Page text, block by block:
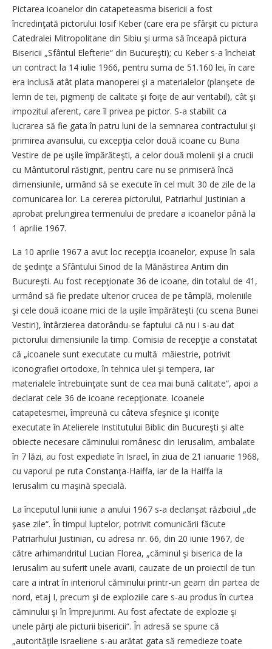
Pictarea icoanelor din catapeteasma bisericii a fost
încredinţată pictorului Iosif Keber (care era pe sfârşit cu pictura
Catedralei Mitropolitane din Sibiu şi urma să înceapă pictura
Bisericii „Sfântul Elefterie“ din Bucureşti); cu Keber s-a încheiat
un contract la 14 iulie 1966, pentru suma de 51.160 lei, în care
era inclusă atât plata manoperei şi a materialelor (planşete de
lemn de tei, pigmenţi de calitate şi foiţe de aur veritabil), cât şi
impozitul aferent, care îl privea pe pictor. S-a stabilit ca
lucrarea să fie gata în patru luni de la semnarea contractului şi
primirea avansului, cu excepţia celor două icoane cu Buna
Vestire de pe uşile împărăteşti, a celor două molenii şi a crucii
cu Mântuitorul răstignit, pentru care nu se primiseră încă
dimensiunile, urmând să se execute în cel mult 30 de zile de la
comunicarea lor. La cererea pictorului, Patriarhul Justinian a
aprobat prelungirea termenului de predare a icoanelor până la
1 aprilie 1967.
La 10 aprilie 1967 a avut loc recepţia icoanelor, expuse în sala
de şedinţe a Sfântului Sinod de la Mănăstirea Antim din
Bucureşti. Au fost recepţionate 36 de icoane, din totalul de 41,
urmând să fie predate ulterior crucea de pe tâmplă, moleniile
şi cele două icoane mici de la uşile împărăteşti (cu scena Bunei
Vestiri), întârzierea datorându-se faptului că nu i s-au dat
pictorului dimensiunile la timp. Comisia de recepţie a constatat
că „icoanele sunt executate cu multă măiestrie, potrivit
iconografiei ortodoxe, în tehnica ulei şi tempera, iar
materialele întrebuinţate sunt de cea mai bună calitate“, apoi a
declarat cele 36 de icoane recepţionate. Icoanele
catapetesmei, împreună cu câteva sfeşnice şi iconiţe
executate în Atelierele Institutului Biblic din Bucureşti şi alte
obiecte necesare căminului românesc din Ierusalim, ambalate
în 7 lăzi, au fost expediate în Israel, în ziua de 21 ianuarie 1968,
cu vaporul pe ruta Constanţa-Haiffa, iar de la Haiffa la
Ierusalim cu maşină specială.
La începutul lunii iunie a anului 1967 s-a declanşat războiul „de
şase zile“. În timpul luptelor, potrivit comunicării făcute
Patriarhului Justinian, cu adresa nr. 66, din 20 iunie 1967, de
către arhimandritul Lucian Florea, „căminul şi biserica de la
Ierusalim au suferit unele avarii, cauzate de un proiectil de tun
care a intrat în interiorul căminului printr-un geam din partea de
nord, etaj I, precum şi de exploziile care s-au produs în curtea
căminului şi în împrejurimi. Au fost afectate de explozie şi
unele părţi ale picturii bisericii“. În adresă se spune că
„autorităţile israeliene s-au arătat gata să remedieze toate